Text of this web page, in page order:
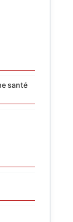
santé